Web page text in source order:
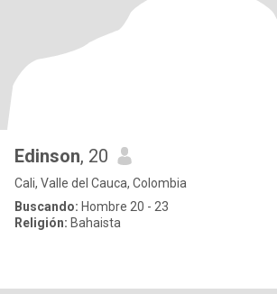
Edinson, 20
Cali, Valle del Cauca, Colombia
Buscando: Hombre 20 - 23
Religión: Bahaista